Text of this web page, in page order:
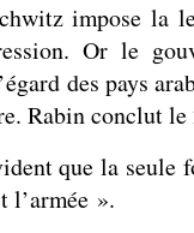
impose la
Or le
des pays
Rabin conclut
que la seule
l’armée ».